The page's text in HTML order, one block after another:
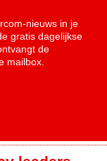
nieuws in je
gratis dagelijkse
de
mailbox.